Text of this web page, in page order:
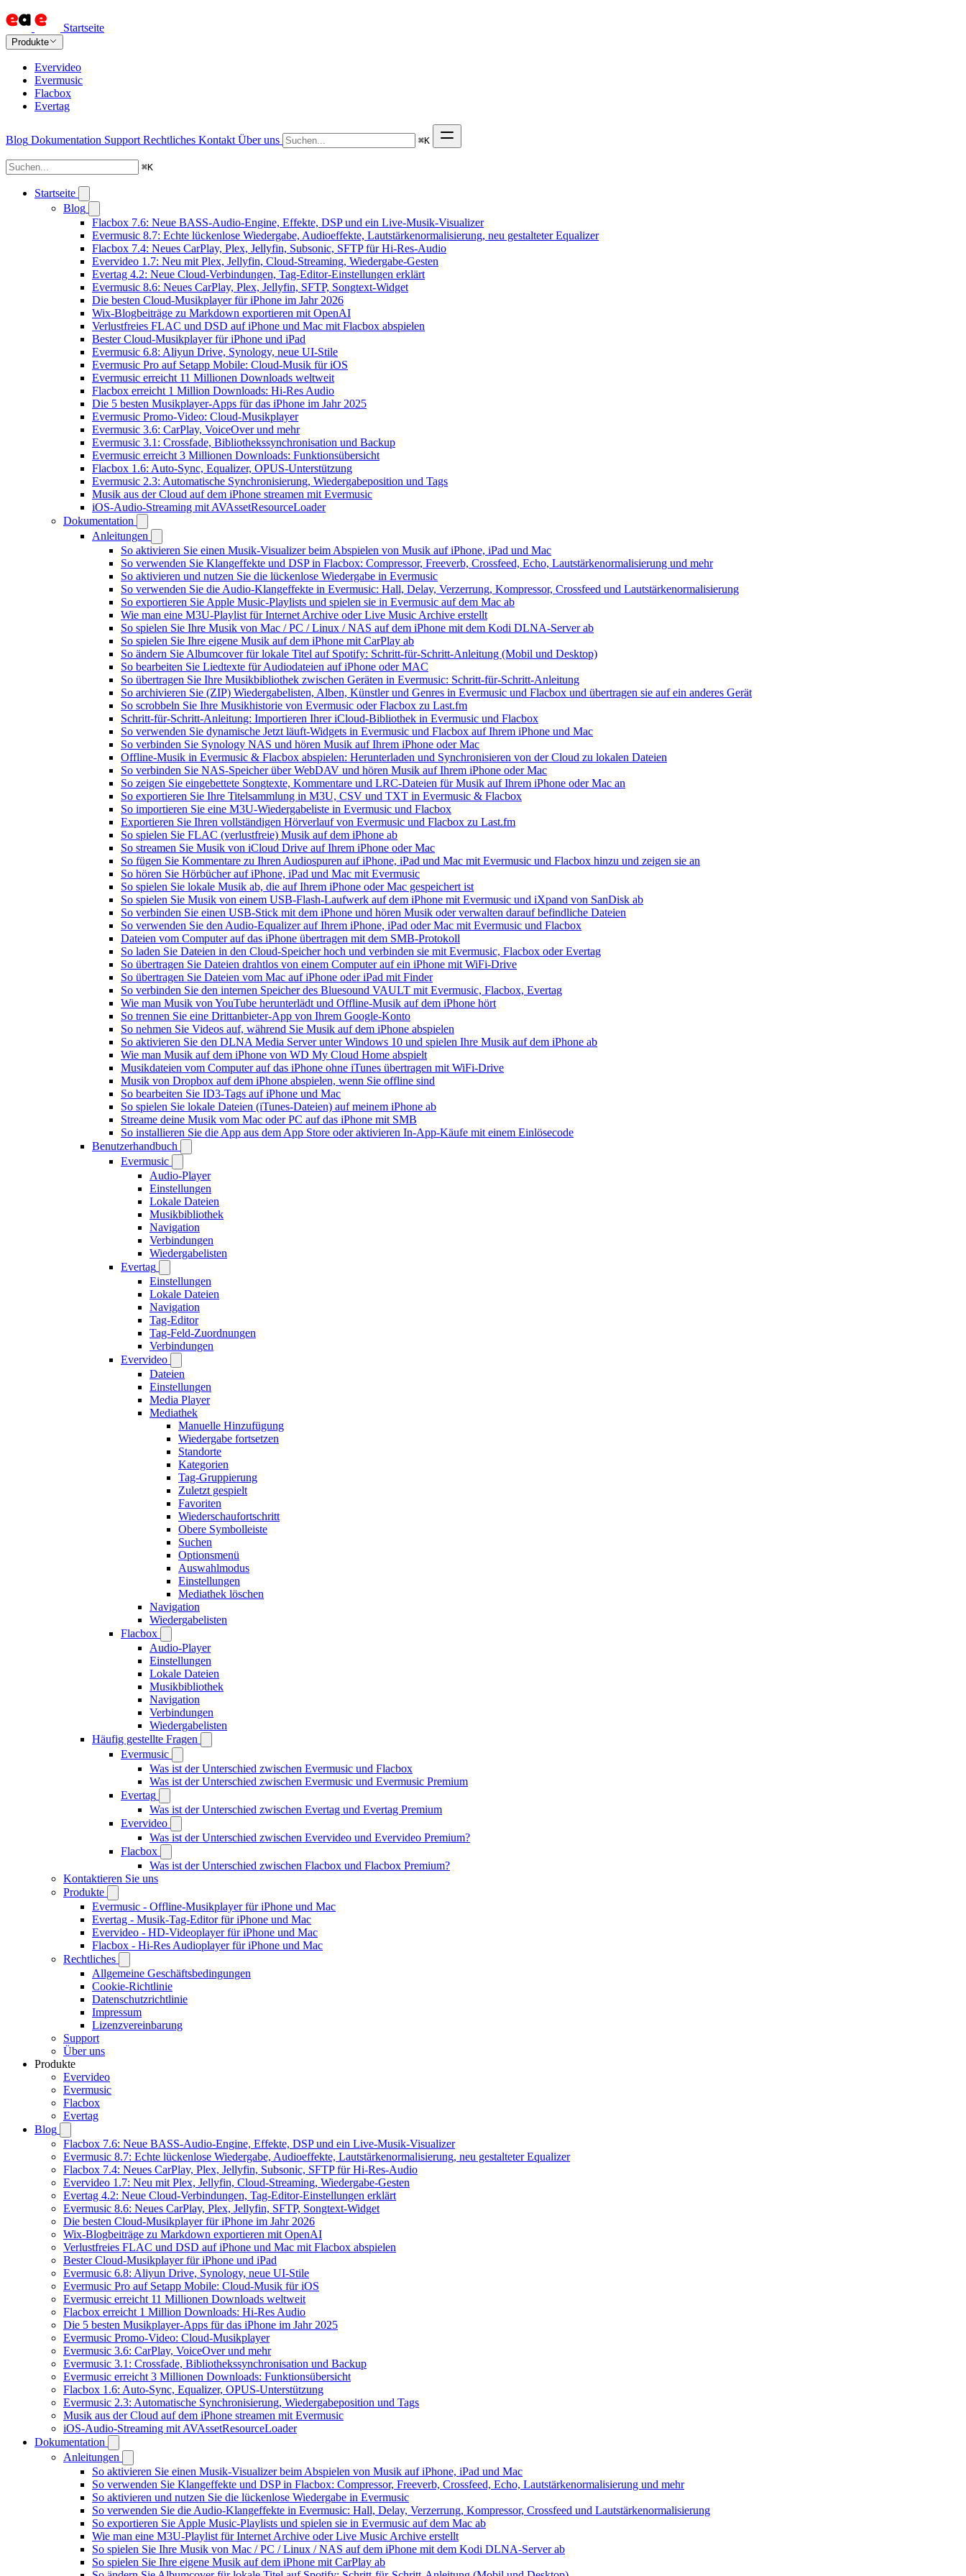
Startseite
Produkte
Evervideo
Evermusic
Flacbox
Evertag
Blog Dokumentation Support Rechtliches Kontakt Über uns ⌘K
⌘K
Startseite
Blog
Flacbox 7.6: Neue BASS-Audio-Engine, Effekte, DSP und ein Live-Musik-Visualizer
Evermusic 8.7: Echte lückenlose Wiedergabe, Audioeffekte, Lautstärkenormalisierung, neu gestalteter Equalizer
Flacbox 7.4: Neues CarPlay, Plex, Jellyfin, Subsonic, SFTP für Hi-Res-Audio
Evervideo 1.7: Neu mit Plex, Jellyfin, Cloud-Streaming, Wiedergabe-Gesten
Evertag 4.2: Neue Cloud-Verbindungen, Tag-Editor-Einstellungen erklärt
Evermusic 8.6: Neues CarPlay, Plex, Jellyfin, SFTP, Songtext-Widget
Die besten Cloud-Musikplayer für iPhone im Jahr 2026
Wix-Blogbeiträge zu Markdown exportieren mit OpenAI
Verlustfreies FLAC und DSD auf iPhone und Mac mit Flacbox abspielen
Bester Cloud-Musikplayer für iPhone und iPad
Evermusic 6.8: Aliyun Drive, Synology, neue UI-Stile
Evermusic Pro auf Setapp Mobile: Cloud-Musik für iOS
Evermusic erreicht 11 Millionen Downloads weltweit
Flacbox erreicht 1 Million Downloads: Hi-Res Audio
Die 5 besten Musikplayer-Apps für das iPhone im Jahr 2025
Evermusic Promo-Video: Cloud-Musikplayer
Evermusic 3.6: CarPlay, VoiceOver und mehr
Evermusic 3.1: Crossfade, Bibliothekssynchronisation und Backup
Evermusic erreicht 3 Millionen Downloads: Funktionsübersicht
Flacbox 1.6: Auto-Sync, Equalizer, OPUS-Unterstützung
Evermusic 2.3: Automatische Synchronisierung, Wiedergabeposition und Tags
Musik aus der Cloud auf dem iPhone streamen mit Evermusic
iOS-Audio-Streaming mit AVAssetResourceLoader
Dokumentation
Anleitungen
So aktivieren Sie einen Musik-Visualizer beim Abspielen von Musik auf iPhone, iPad und Mac
So verwenden Sie Klangeffekte und DSP in Flacbox: Compressor, Freeverb, Crossfeed, Echo, Lautstärkenormalisierung und mehr
So aktivieren und nutzen Sie die lückenlose Wiedergabe in Evermusic
So verwenden Sie die Audio-Klangeffekte in Evermusic: Hall, Delay, Verzerrung, Kompressor, Crossfeed und Lautstärkenormalisierung
So exportieren Sie Apple Music-Playlists und spielen sie in Evermusic auf dem Mac ab
Wie man eine M3U-Playlist für Internet Archive oder Live Music Archive erstellt
So spielen Sie Ihre Musik von Mac / PC / Linux / NAS auf dem iPhone mit dem Kodi DLNA-Server ab
So spielen Sie Ihre eigene Musik auf dem iPhone mit CarPlay ab
So ändern Sie Albumcover für lokale Titel auf Spotify: Schritt-für-Schritt-Anleitung (Mobil und Desktop)
So bearbeiten Sie Liedtexte für Audiodateien auf iPhone oder MAC
So übertragen Sie Ihre Musikbibliothek zwischen Geräten in Evermusic: Schritt-für-Schritt-Anleitung
So archivieren Sie (ZIP) Wiedergabelisten, Alben, Künstler und Genres in Evermusic und Flacbox und übertragen sie auf ein anderes Gerät
So scrobbeln Sie Ihre Musikhistorie von Evermusic oder Flacbox zu Last.fm
Schritt-für-Schritt-Anleitung: Importieren Ihrer iCloud-Bibliothek in Evermusic und Flacbox
So verwenden Sie dynamische Jetzt läuft-Widgets in Evermusic und Flacbox auf Ihrem iPhone und Mac
So verbinden Sie Synology NAS und hören Musik auf Ihrem iPhone oder Mac
Offline-Musik in Evermusic & Flacbox abspielen: Herunterladen und Synchronisieren von der Cloud zu lokalen Dateien
So verbinden Sie NAS-Speicher über WebDAV und hören Musik auf Ihrem iPhone oder Mac
So zeigen Sie eingebettete Songtexte, Kommentare und LRC-Dateien für Musik auf Ihrem iPhone oder Mac an
So exportieren Sie Ihre Titelsammlung in M3U, CSV und TXT in Evermusic & Flacbox
So importieren Sie eine M3U-Wiedergabeliste in Evermusic und Flacbox
Exportieren Sie Ihren vollständigen Hörverlauf von Evermusic und Flacbox zu Last.fm
So spielen Sie FLAC (verlustfreie) Musik auf dem iPhone ab
So streamen Sie Musik von iCloud Drive auf Ihrem iPhone oder Mac
So fügen Sie Kommentare zu Ihren Audiospuren auf iPhone, iPad und Mac mit Evermusic und Flacbox hinzu und zeigen sie an
So hören Sie Hörbücher auf iPhone, iPad und Mac mit Evermusic
So spielen Sie lokale Musik ab, die auf Ihrem iPhone oder Mac gespeichert ist
So spielen Sie Musik von einem USB-Flash-Laufwerk auf dem iPhone mit Evermusic und iXpand von SanDisk ab
So verbinden Sie einen USB-Stick mit dem iPhone und hören Musik oder verwalten darauf befindliche Dateien
So verwenden Sie den Audio-Equalizer auf Ihrem iPhone, iPad oder Mac mit Evermusic und Flacbox
Dateien vom Computer auf das iPhone übertragen mit dem SMB-Protokoll
So laden Sie Dateien in den Cloud-Speicher hoch und verbinden sie mit Evermusic, Flacbox oder Evertag
So übertragen Sie Dateien drahtlos von einem Computer auf ein iPhone mit WiFi-Drive
So übertragen Sie Dateien vom Mac auf iPhone oder iPad mit Finder
So verbinden Sie den internen Speicher des Bluesound VAULT mit Evermusic, Flacbox, Evertag
Wie man Musik von YouTube herunterlädt und Offline-Musik auf dem iPhone hört
So trennen Sie eine Drittanbieter-App von Ihrem Google-Konto
So nehmen Sie Videos auf, während Sie Musik auf dem iPhone abspielen
So aktivieren Sie den DLNA Media Server unter Windows 10 und spielen Ihre Musik auf dem iPhone ab
Wie man Musik auf dem iPhone von WD My Cloud Home abspielt
Musikdateien vom Computer auf das iPhone ohne iTunes übertragen mit WiFi-Drive
Musik von Dropbox auf dem iPhone abspielen, wenn Sie offline sind
So bearbeiten Sie ID3-Tags auf iPhone und Mac
So spielen Sie lokale Dateien (iTunes-Dateien) auf meinem iPhone ab
Streame deine Musik vom Mac oder PC auf das iPhone mit SMB
So installieren Sie die App aus dem App Store oder aktivieren In-App-Käufe mit einem Einlösecode
Benutzerhandbuch
Evermusic
Audio-Player
Einstellungen
Lokale Dateien
Musikbibliothek
Navigation
Verbindungen
Wiedergabelisten
Evertag
Einstellungen
Lokale Dateien
Navigation
Tag-Editor
Tag-Feld-Zuordnungen
Verbindungen
Evervideo
Dateien
Einstellungen
Media Player
Mediathek
Manuelle Hinzufügung
Wiedergabe fortsetzen
Standorte
Kategorien
Tag-Gruppierung
Zuletzt gespielt
Favoriten
Wiederschaufortschritt
Obere Symbolleiste
Suchen
Optionsmenü
Auswahlmodus
Einstellungen
Mediathek löschen
Navigation
Wiedergabelisten
Flacbox
Audio-Player
Einstellungen
Lokale Dateien
Musikbibliothek
Navigation
Verbindungen
Wiedergabelisten
Häufig gestellte Fragen
Evermusic
Was ist der Unterschied zwischen Evermusic und Flacbox
Was ist der Unterschied zwischen Evermusic und Evermusic Premium
Evertag
Was ist der Unterschied zwischen Evertag und Evertag Premium
Evervideo
Was ist der Unterschied zwischen Evervideo und Evervideo Premium?
Flacbox
Was ist der Unterschied zwischen Flacbox und Flacbox Premium?
Kontaktieren Sie uns
Produkte
Evermusic - Offline-Musikplayer für iPhone und Mac
Evertag - Musik-Tag-Editor für iPhone und Mac
Evervideo - HD-Videoplayer für iPhone und Mac
Flacbox - Hi-Res Audioplayer für iPhone und Mac
Rechtliches
Allgemeine Geschäftsbedingungen
Cookie-Richtlinie
Datenschutzrichtlinie
Impressum
Lizenzvereinbarung
Support
Über uns
Produkte
Evervideo
Evermusic
Flacbox
Evertag
Blog
Flacbox 7.6: Neue BASS-Audio-Engine, Effekte, DSP und ein Live-Musik-Visualizer
Evermusic 8.7: Echte lückenlose Wiedergabe, Audioeffekte, Lautstärkenormalisierung, neu gestalteter Equalizer
Flacbox 7.4: Neues CarPlay, Plex, Jellyfin, Subsonic, SFTP für Hi-Res-Audio
Evervideo 1.7: Neu mit Plex, Jellyfin, Cloud-Streaming, Wiedergabe-Gesten
Evertag 4.2: Neue Cloud-Verbindungen, Tag-Editor-Einstellungen erklärt
Evermusic 8.6: Neues CarPlay, Plex, Jellyfin, SFTP, Songtext-Widget
Die besten Cloud-Musikplayer für iPhone im Jahr 2026
Wix-Blogbeiträge zu Markdown exportieren mit OpenAI
Verlustfreies FLAC und DSD auf iPhone und Mac mit Flacbox abspielen
Bester Cloud-Musikplayer für iPhone und iPad
Evermusic 6.8: Aliyun Drive, Synology, neue UI-Stile
Evermusic Pro auf Setapp Mobile: Cloud-Musik für iOS
Evermusic erreicht 11 Millionen Downloads weltweit
Flacbox erreicht 1 Million Downloads: Hi-Res Audio
Die 5 besten Musikplayer-Apps für das iPhone im Jahr 2025
Evermusic Promo-Video: Cloud-Musikplayer
Evermusic 3.6: CarPlay, VoiceOver und mehr
Evermusic 3.1: Crossfade, Bibliothekssynchronisation und Backup
Evermusic erreicht 3 Millionen Downloads: Funktionsübersicht
Flacbox 1.6: Auto-Sync, Equalizer, OPUS-Unterstützung
Evermusic 2.3: Automatische Synchronisierung, Wiedergabeposition und Tags
Musik aus der Cloud auf dem iPhone streamen mit Evermusic
iOS-Audio-Streaming mit AVAssetResourceLoader
Dokumentation
Anleitungen
So aktivieren Sie einen Musik-Visualizer beim Abspielen von Musik auf iPhone, iPad und Mac
So verwenden Sie Klangeffekte und DSP in Flacbox: Compressor, Freeverb, Crossfeed, Echo, Lautstärkenormalisierung und mehr
So aktivieren und nutzen Sie die lückenlose Wiedergabe in Evermusic
So verwenden Sie die Audio-Klangeffekte in Evermusic: Hall, Delay, Verzerrung, Kompressor, Crossfeed und Lautstärkenormalisierung
So exportieren Sie Apple Music-Playlists und spielen sie in Evermusic auf dem Mac ab
Wie man eine M3U-Playlist für Internet Archive oder Live Music Archive erstellt
So spielen Sie Ihre Musik von Mac / PC / Linux / NAS auf dem iPhone mit dem Kodi DLNA-Server ab
So spielen Sie Ihre eigene Musik auf dem iPhone mit CarPlay ab